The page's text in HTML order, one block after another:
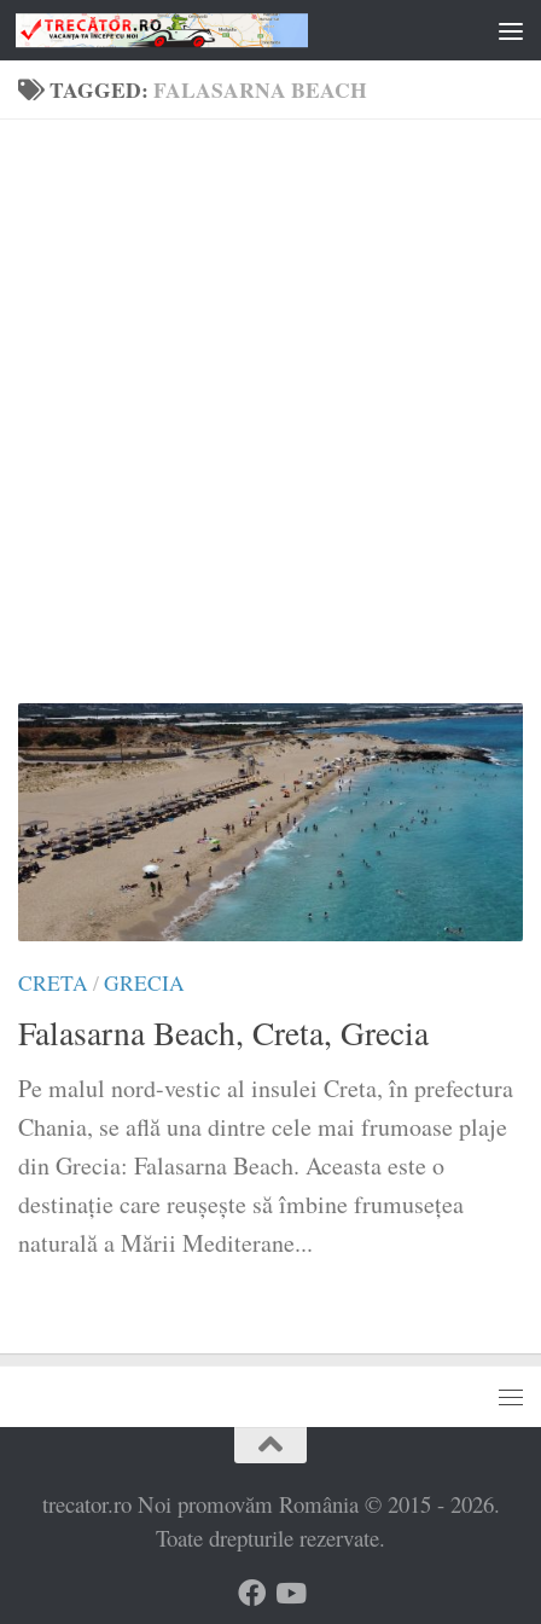
Skip to content
TAGGED:FALASARNA BEACH
CRETA/GRECIA
Falasarna Beach, Creta, Grecia
Pe malul nord-vestic al insulei Creta, în prefectura
Chania, se află una dintre cele mai frumoase plaje
din Grecia: Falasarna Beach. Aceasta este o
destinație care reușește să îmbine frumusețea
naturală a Mării Mediterane...
trecator.ro Noi promovăm România © 2015 - 2026.
Toate drepturile rezervate.